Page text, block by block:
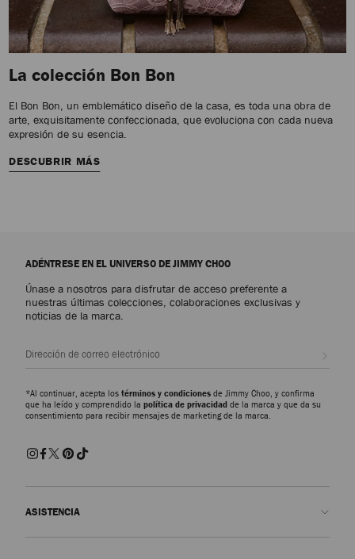
La colección Bon Bon
El Bon Bon, un emblemático diseño de la casa, es toda una obra de
arte, exquisitamente confeccionada, que evoluciona con cada nueva
expresión de su esencia.
DESCUBRIR MÁS
ADÉNTRESE EN EL UNIVERSO DE JIMMY CHOO
Únase a nosotros para disfrutar de acceso preferente a
nuestras últimas colecciones, colaboraciones exclusivas y
noticias de la marca.
*Al continuar, acepta los términos y condiciones de Jimmy Choo, y confirma
que ha leído y comprendido la política de privacidad de la marca y que da su
consentimiento para recibir mensajes de marketing de la marca.
ASISTENCIA